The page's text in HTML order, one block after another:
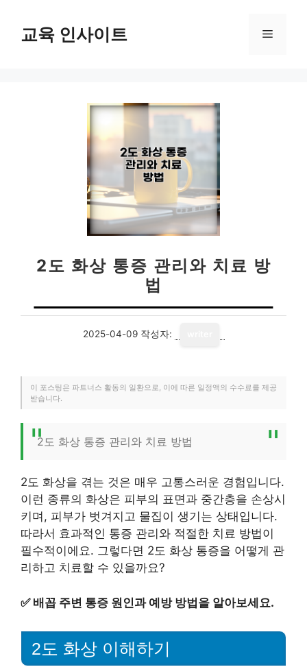
교육 인사이트 메
2도 화상 통증 관리와 치료 방
법
2025-04-09 작성자:
이 포스팅은 파트너스 활동의 일환으로, 이에 따른 일정액의 수수료를 제공
받습니다.
2도 화상 통증 관리와 치료 방법
2도 화상을 겪는 것은 매우 고통스러운 경험입니다.
이런 종류의 화상은 피부의 표면과 중간층을 손상시
키며, 피부가 벗겨지고 물집이 생기는 상태입니다.
따라서 효과적인 통증 관리와 적절한 치료 방법이
필수적이에요. 그렇다면 2도 화상 통증을 어떻게 관
리하고 치료할 수 있을까요?
✅ 배꼽 주변 통증 원인과 예방 방법을 알아보세요.
2도 화상 이해하기